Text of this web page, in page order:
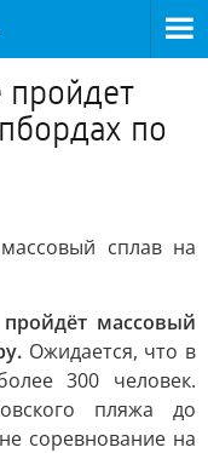
по
сплав на
массовый
Ожидается, что в
300 человек.
пляжа до
соревнование на